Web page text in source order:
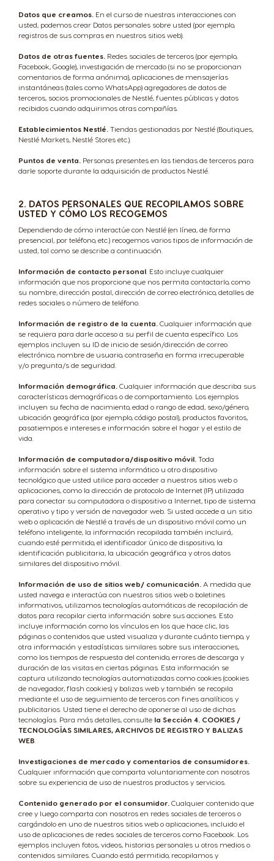
Datos que creamos. En el curso de nuestras interacciones con
usted, podemos crear Datos personales sobre usted (por ejemplo,
registros de sus compras en nuestros sitios web).
Datos de otras fuentes. Redes sociales de terceros (por ejemplo,
Facebook, Google), investigación de mercado (si no se proporcionan
comentarios de forma anónima), aplicaciones de mensajerías
instantáneas (tales como WhatsApp) agregadores de datos de
terceros, socios promocionales de Nestlé, fuentes públicas y datos
recibidos cuando adquirimos otras compañías.
Establecimientos Nestlé. Tiendas gestionadas por Nestlé (Boutiques,
Nestlé Markets, Nestlé Stores etc.).
Puntos de venta. Personas presentes en las tiendas de terceros para
darle soporte durante la adquisición de productos Nestlé.
2. DATOS PERSONALES QUE RECOPILAMOS SOBRE
USTED Y CÓMO LOS RECOGEMOS
Dependiendo de cómo interactúe con Nestlé (en línea, de forma
presencial, por teléfono, etc.) recogemos varios tipos de información de
usted, tal como se describe a continuación.
Información de contacto personal . Esto incluye cualquier
información que nos proporcione que nos permita contactarlo, como
su nombre, dirección postal, dirección de correo electrónico, detalles de
redes sociales o número de teléfono.
Información de registro de la cuenta. Cualquier información que
se requiera para darle acceso a su perfil de cuenta específico. Los
ejemplos incluyen su ID de inicio de sesión/dirección de correo
electrónico, nombre de usuario, contraseña en forma irrecuperable
y/o pregunta/s de seguridad.
Información demográfica. Cualquier información que describa sus
características demográficas o de comportamiento. Los ejemplos
incluyen su fecha de nacimiento, edad o rango de edad, sexo/género,
ubicación geográfica (por ejemplo, código postal), productos favoritos,
pasatiempos e intereses e información sobre el hogar y el estilo de
vida.
Información de computadora/dispositivo móvil. Toda
información sobre el sistema informático u otro dispositivo
tecnológico que usted utilice para acceder a nuestros sitios web o
aplicaciones, como la dirección de protocolo de Internet (IP) utilizada
para conectar su computadora o dispositivo a Internet, tipo de sistema
operativo y tipo y versión de navegador web. Si usted accede a un sitio
web o aplicación de Nestlé a través de un dispositivo móvil como un
teléfono inteligente, la información recopilada también incluirá,
cuando esté permitido, el identificador único de dispositivo, la
identificación publicitaria, la ubicación geográfica y otros datos
similares del dispositivo móvil.
Información de uso de sitios web/ comunicación. A medida que
usted navega e interactúa con nuestros sitios web o boletines
informativos, utilizamos tecnologías automáticas de recopilación de
datos para recopilar cierta información sobre sus acciones. Esto
incluye información como los vínculos en los que hace clic, las
páginas o contenidos que usted visualiza y durante cuánto tiempo, y
otra información y estadísticas similares sobre sus interacciones,
como los tiempos de respuesta del contenido, errores de descarga y
duración de las visitas en ciertas páginas. Esta información se
captura utilizando tecnologías automatizadas como cookies (cookies
de navegador, flash cookies) y balizas web y también se recopila
mediante el uso de seguimiento de terceros con fines analíticos y
publicitarios. Usted tiene el derecho de oponerse al uso de dichas
tecnologías. Para más detalles, consulte la Sección 4. COOKIES /
TECNOLOGÍAS SIMILARES, ARCHIVOS DE REGISTRO Y BALIZAS
WEB
Investigaciones de mercado y comentarios de consumidores.
Cualquier información que comparta voluntariamente con nosotros
sobre su experiencia de uso de nuestros productos y servicios.
Contenido generado por el consumidor. Cualquier contenido que
cree y luego comparta con nosotros en redes sociales de terceros o
cargándolo en uno de nuestros sitios web o aplicaciones, incluido el
uso de aplicaciones de redes sociales de terceros como Facebook. Los
ejemplos incluyen fotos, videos, historias personales u otros medios o
contenidos similares. Cuando está permitido, recopilamos y